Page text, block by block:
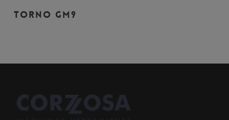
Leer Más
TORNO GM9